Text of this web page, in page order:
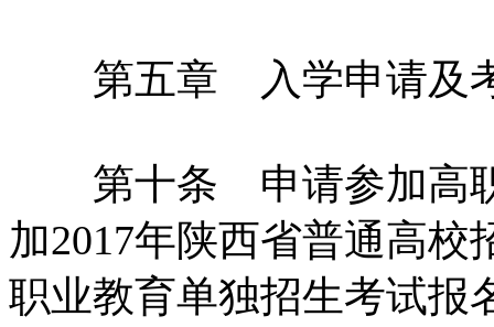
第五章 入学申请及
第十条 申请参加高职
加2017年陕西省普通高
职业教育单独招生考试报